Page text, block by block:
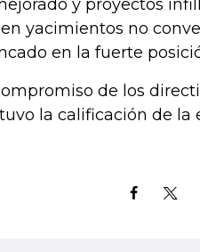
y proyectos
yacimientos no
en la fuerte
de los
la calificación de la